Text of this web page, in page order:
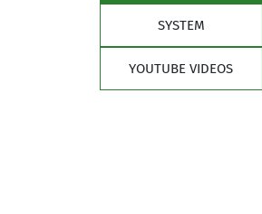
SYSTEM
YOUTUBE VIDEOS